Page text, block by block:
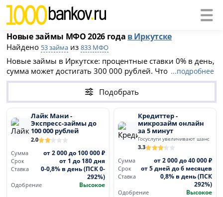
Новые займы МФО 2026 года в Иркутске
Найдено 53 займа из833 МФО
Новые займы в Иркутске: процентные ставки 0% в день,
сумма может достигать 300 000 рублей. Чтобы получить
займ в новой МФО 2026 года необходимо заполнить
онлайн-заявку на официальном сайте компании. После
одобрения деньги будут перечислены на банковскую
карту или выданы наличными в офисе МФО.
...подробнее
Подобрать
Лайк Мани -
Экспресс-займы до
100 000 рублей
2.0
Сумма
от 2 000 до 100 000 ₽
Срок от 1 до 180 дня
Ставка
0-0,8% в день (ПСК 0-
292%)
Одобрение Высокое
Кредиттер -
микрозайм онлайн
за 5 минут
Госуслуги увеличивают шанс
3.3
Сумма
от 2 000 до 40 000 ₽
Срок от 5 дней до 6 месяцев
Ставка
0,8% в день (ПСК
292%)
Одобрение Высокое